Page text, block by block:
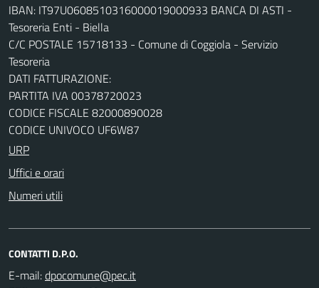
IBAN: IT97U0608510316000019000933 BANCA DI ASTI -
Tesoreria Enti - Biella
C/C POSTALE 15718133 - Comune di Coggiola - Servizio
Tesoreria
DATI FATTURAZIONE:
PARTITA IVA 00378720023
CODICE FISCALE 82000890028
CODICE UNIVOCO UF6W87
URP
Uffici e orari
Numeri utili
CONTATTI D.P.O.
E-mail: